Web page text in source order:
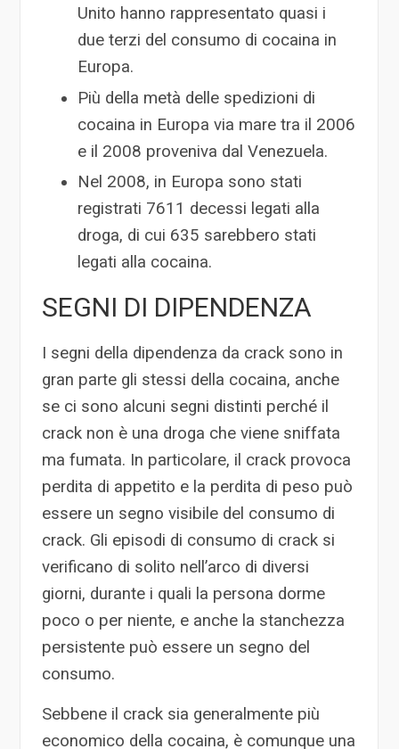
Unito hanno rappresentato quasi i
due terzi del consumo di cocaina in
Europa.
Più della metà delle spedizioni di
cocaina in Europa via mare tra il 2006
e il 2008 proveniva dal Venezuela.
Nel 2008, in Europa sono stati
registrati 7611 decessi legati alla
droga, di cui 635 sarebbero stati
legati alla cocaina.
SEGNI DI DIPENDENZA
I segni della dipendenza da crack sono in
gran parte gli stessi della cocaina, anche
se ci sono alcuni segni distinti perché il
crack non è una droga che viene sniffata
ma fumata. In particolare, il crack provoca
perdita di appetito e la perdita di peso può
essere un segno visibile del consumo di
crack. Gli episodi di consumo di crack si
verificano di solito nell’arco di diversi
giorni, durante i quali la persona dorme
poco o per niente, e anche la stanchezza
persistente può essere un segno del
consumo.
Sebbene il crack sia generalmente più
economico della cocaina, è comunque una